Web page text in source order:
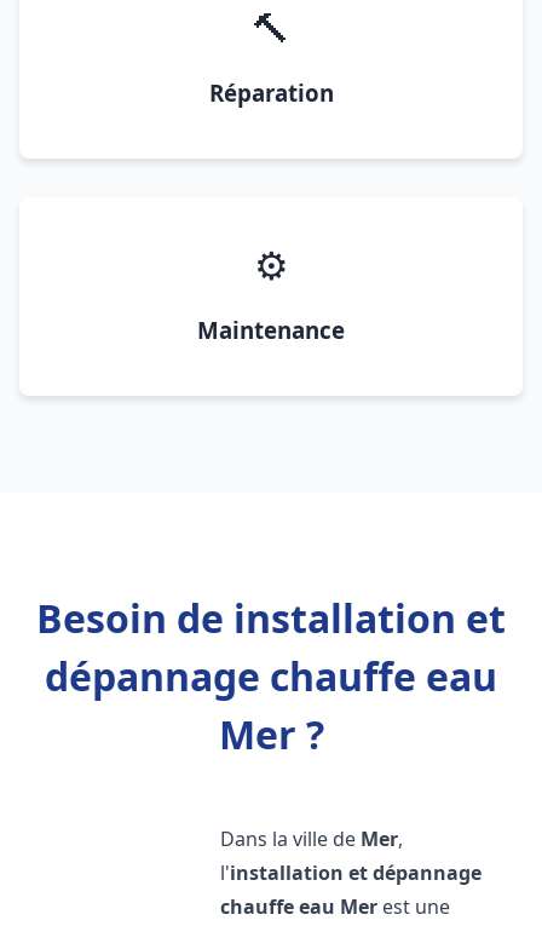
🔨
Réparation
⚙️
Maintenance
Besoin de installation et
dépannage chauffe eau
Mer ?
Dans la ville de Mer,
l'installation et dépannage
chauffe eau Mer est une